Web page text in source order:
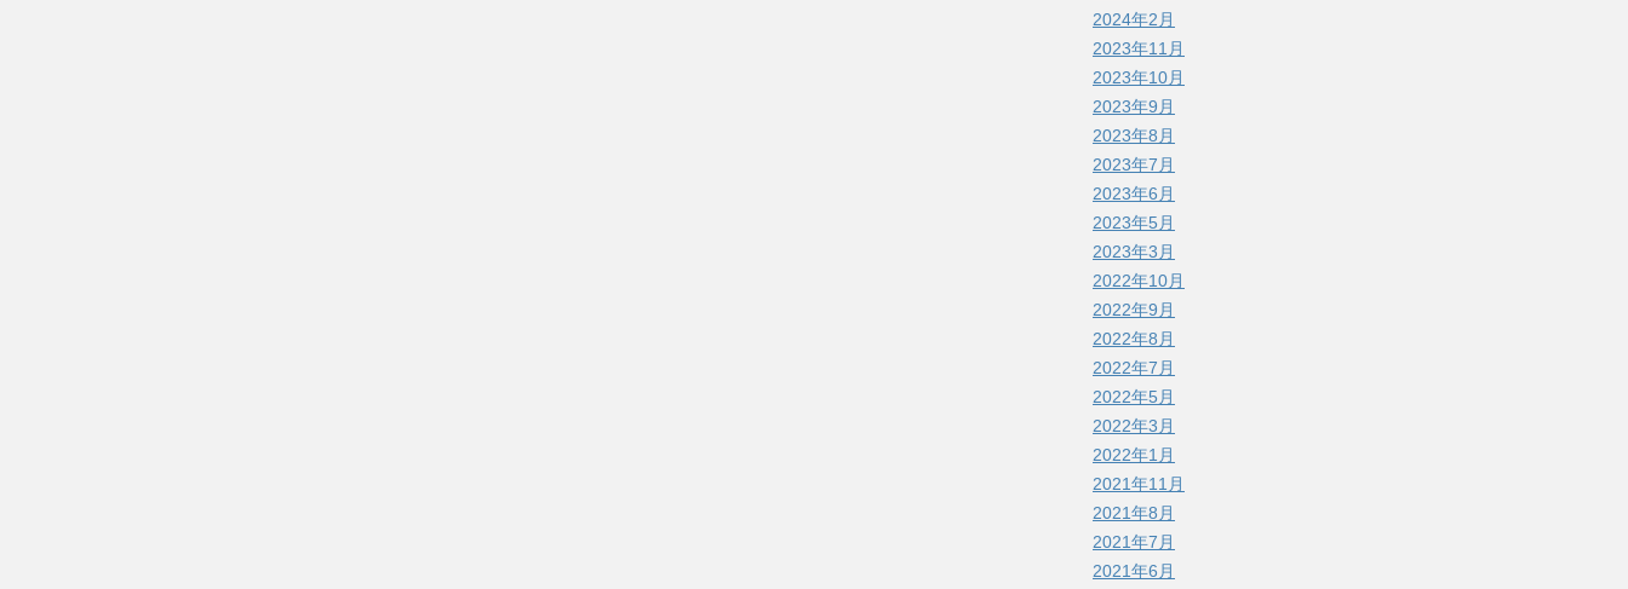
2024年2月
2023年11月
2023年10月
2023年9月
2023年8月
2023年7月
2023年6月
2023年5月
2023年3月
2022年10月
2022年9月
2022年8月
2022年7月
2022年5月
2022年3月
2022年1月
2021年11月
2021年8月
2021年7月
2021年6月